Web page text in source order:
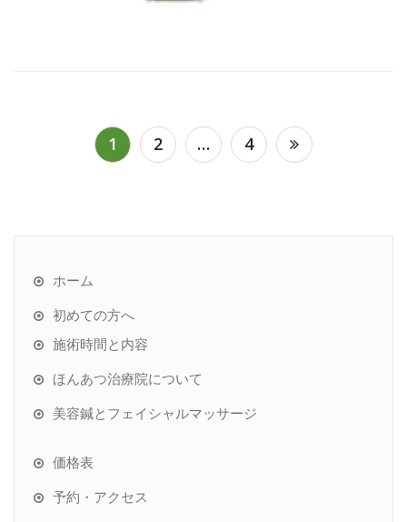
ー
シ
ョ
ン
1 2 … 4
ホーム
初めての方へ
施術時間と内容
ほんあつ治療院について
美容鍼とフェイシャルマッサージ
価格表
予約・アクセス